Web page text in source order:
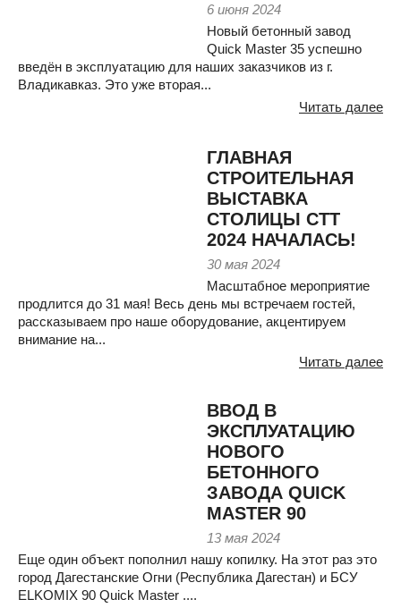
6 июня 2024
Новый бетонный завод
Quick Master 35 успешно
введён в эксплуатацию для наших заказчиков из г.
Владикавказ. Это уже вторая...
Читать далее
ГЛАВНАЯ
СТРОИТЕЛЬНАЯ
ВЫСТАВКА
СТОЛИЦЫ СТТ
2024 НАЧАЛАСЬ!
30 мая 2024
Масштабное мероприятие
продлится до 31 мая! Весь день мы встречаем гостей,
рассказываем про наше оборудование, акцентируем
внимание на...
Читать далее
ВВОД В
ЭКСПЛУАТАЦИЮ
НОВОГО
БЕТОННОГО
ЗАВОДА QUICK
MASTER 90
13 мая 2024
Еще один объект пополнил нашу копилку. На этот раз это
город Дагестанские Огни (Республика Дагестан) и БСУ
ELKOMIX 90 Quick Master ....